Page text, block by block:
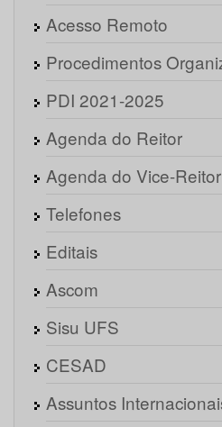
Acesso Remoto
Procedimentos
PDI 2021-2025
Agenda do Reitor
Agenda do Vice-Reitor
Telefones
Editais
Ascom
Sisu UFS
CESAD
Assuntos